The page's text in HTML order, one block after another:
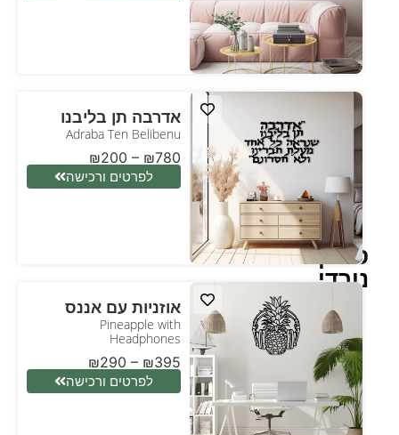
סגנון
נורדי
אדרבה תן בליבנו
Adraba Ten Belibenu
₪200 – ₪780
לפרטים ורכישה
אוזניות עם אננס
Pineapple with
Headphones
₪290 – ₪395
לפרטים ורכישה